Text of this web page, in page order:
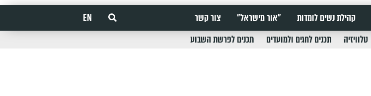
קהילת נשים לומדות "אור מישראל" צור קשר
EN
טלוויזיה תכנים לחגים ולמועדים תכנים לפרשת השבוע